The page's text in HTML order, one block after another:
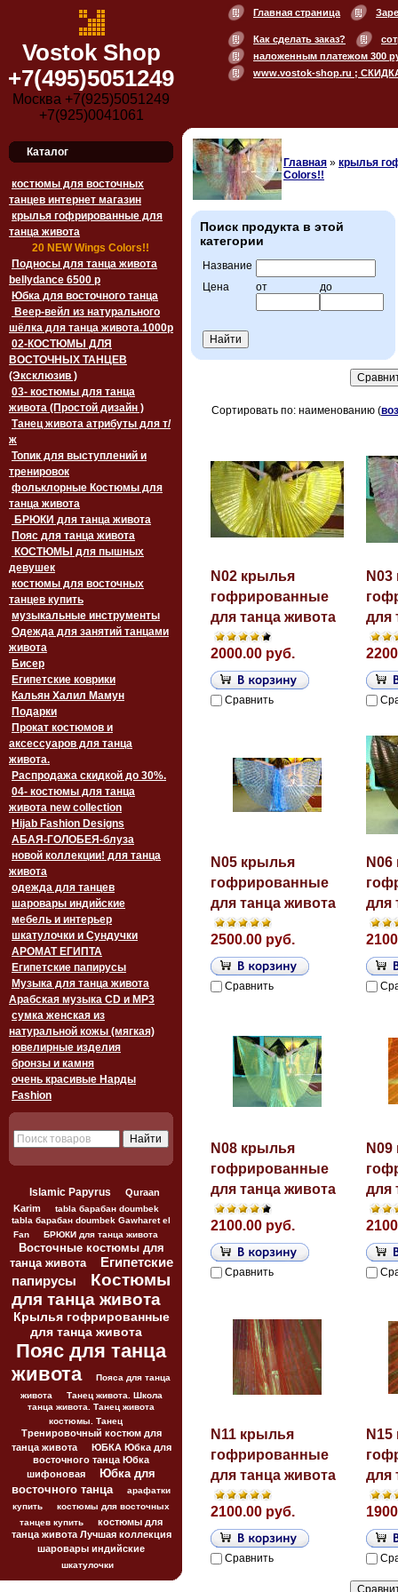
Vostok Shop
+7(495)5051249
Москва +7(925)5051249
+7(925)0041061
Главная страница
Как сделать заказ?
наложенным платежом 300
www.vostok-shop.ru ;
Каталог
костюмы для восточных
танцев интернет магазин
крылья гофрированные для
танца живота
20 NEW Wings Colors!!
Подносы для танца живота
bellydance 6500 p
Юбка для восточного танца
Веер-вейл из натурального
шёлка для танца живота.1000p
02-КОСТЮМЫ ДЛЯ
ВОСТОЧНЫХ ТАНЦЕВ
(Эксклюзив )
03- костюмы для танца
живота (Простой дизайн )
Танец живота атрибуты для т/
ж
Топик для выступлений и
тренировок
фольклорные Костюмы для
танца живота
БРЮКИ для танца живота
Пояс для танца живота
девушек
костюмы для восточных
танцев купить
музыкальные инструменты
Одежда для занятий танцами
живота
Бисер
Египетские коврики
Кальян Халил Мамун
Подарки
Прокат костюмов и
аксессуаров для танца
живота.
Распродажа скидкой до 30%.
04- костюмы для танца
живота new collection
Hijab Fashion Designs
АБАЯ-ГОЛОБЕЯ-блуза
новой коллекции! для танца
живота
одежда для танцев
шаровары индийские
мебель и интерьер
шкатулочки и Сундучки
АРОМАТ ЕГИПТА
Египетские папирусы
Музыка для танца живота
Арабская музыка CD и MP3
сумка женская из
натуральной кожы (мягкая)
ювелирные изделия
бронзы и камня
очень красивые Нарды
Fashion
Islamic Papyrus
Quraan
Karim
tabla барабан doumbek
tabla барабан doumbek Gawharet el
Fan
БРЮКИ для танца живота
Восточные костюмы для
танца живота
Египетские
папирусы
Костюмы
для танца живота
Крылья гофрированные
для танца живота
Пояс для танца
живота
Пояса для танца
живота
Танец живота. Школа
танца живота. Танец живота
костюмы. Танец
Тренировочный костюм для
танца живота
ЮБКА Юбка для
восточного танца Юбка
шифоновая
Юбка для
восточного танца
арафатки
купить
костюмы для восточных
танцев купить
костюмы для
танца живота Лучшая коллекция
шаровары индийские
шкатулочки
Главная » крылья
Colors!!
Поиск продукта в этой
категории
Название
Цена
от до
Сортировать по: наименованию (
N02 крылья
гофрированные
для танца живота
2000.00 руб.
Сравнить
для
N05 крылья
гофрированные
для танца живота
2500.00 руб.
Сравнить
для
N08 крылья
гофрированные
для танца живота
2100.00 руб.
Сравнить
для
N11 крылья
гофрированные
для танца живота
2100.00 руб.
Сравнить
для